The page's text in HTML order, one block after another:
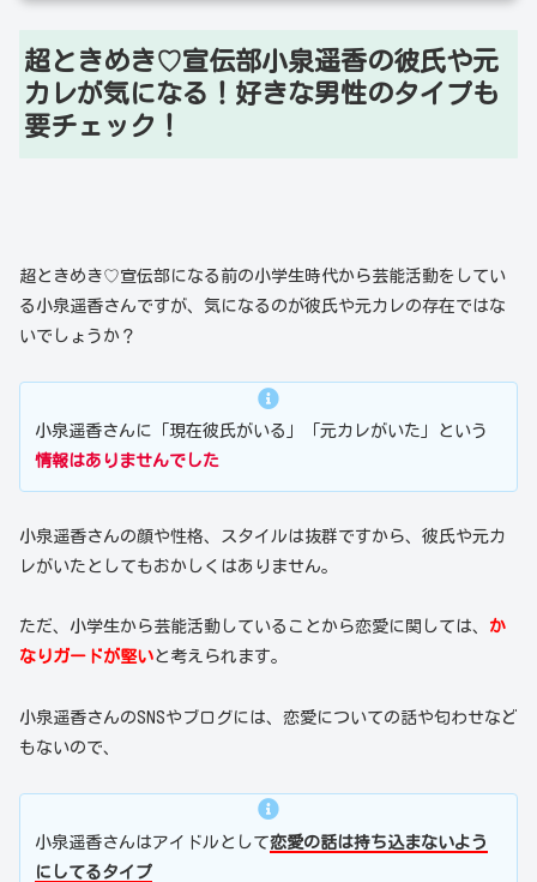
超ときめき♡宣伝部小泉遥香の彼氏や元
カレが気になる！好きな男性のタイプも
要チェック！
超ときめき♡宣伝部になる前の小学生時代から芸能活動をしてい
る小泉遥香さんですが、気になるのが彼氏や元カレの存在ではな
いでしょうか？
小泉遥香さんに「現在彼氏がいる」「元カレがいた」という
情報はありませんでした
小泉遥香さんの顔や性格、スタイルは抜群ですから、彼氏や元カ
レがいたとしてもおかしくはありません。
ただ、小学生から芸能活動していることから恋愛に関しては、 か
なりガードが堅いと考えられます。
小泉遥香さんのSNSやブログには、恋愛についての話や匂わせなど
もないので、
小泉遥香さんはアイドルとして恋愛の話は持ち込まないよう
にしてるタイプ